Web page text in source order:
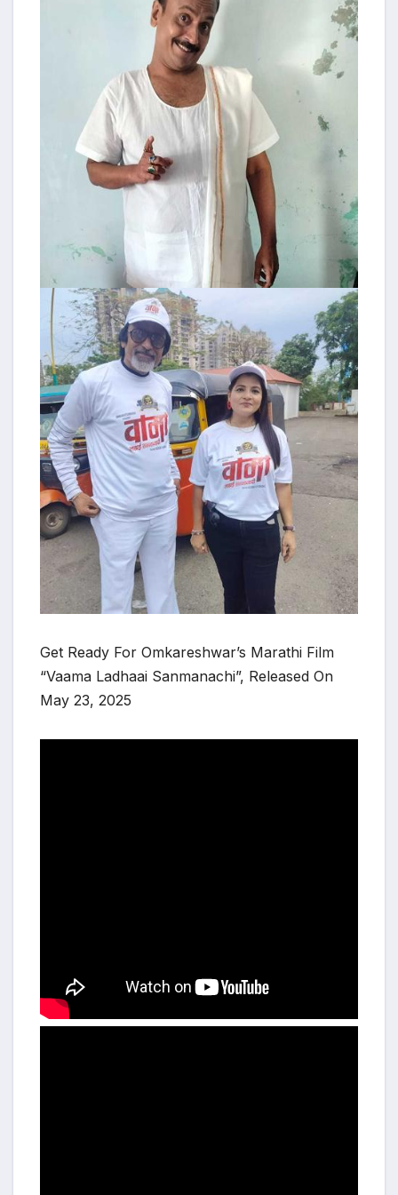
Get Ready For Omkareshwar’s Marathi Film
“Vaama Ladhaai Sanmanachi”, Released On
May 23, 2025